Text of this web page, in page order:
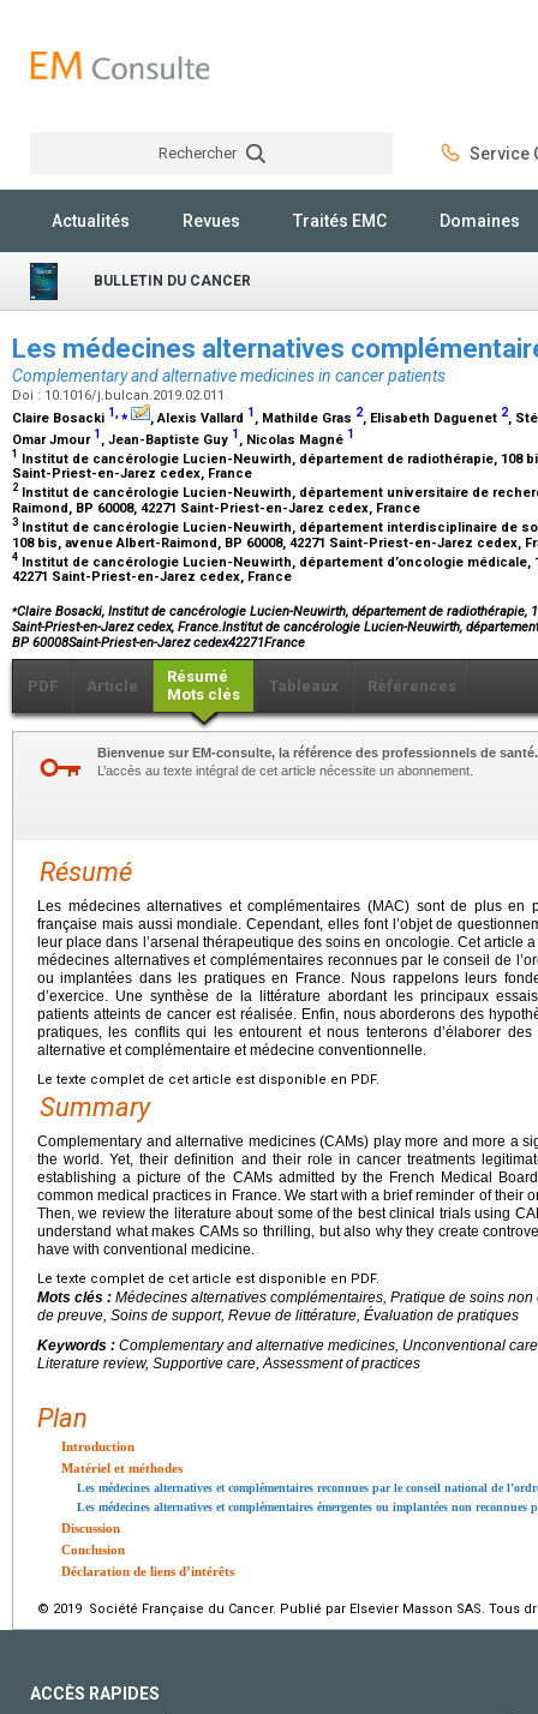
Rechercher Service
Actualités Revues Traités EMC Domaines
BULLETIN DU CANCER
Les médecines alternatives
Complementary and alternative medicines in cancer patients
Doi : 10.1016/j.bulcan.2019.02.011
Claire Bosacki 1,⁎ , Alexis Vallard 1 , Mathilde Gras 2, Elisabeth Daguenet 2,
Omar Jmour 1 , Jean-Baptiste Guy 1 , Nicolas Magné 1
1 Institut de cancérologie Lucien-Neuwirth, département de radiothérapie, 108
Saint-Priest-en-Jarez cedex, France
2 Institut de cancérologie Lucien-Neuwirth, département universitaire de
Raimond, BP 60008, 42271 Saint-Priest-en-Jarez cedex, France
3 Institut de cancérologie Lucien-Neuwirth, département interdisciplinaire de
108 bis, avenue Albert-Raimond, BP 60008, 42271 Saint-Priest-en-Jarez cedex,
4 Institut de cancérologie Lucien-Neuwirth, département d’oncologie médicale,
42271 Saint-Priest-en-Jarez cedex, France
⁎Claire Bosacki, Institut de cancérologie Lucien-Neuwirth, département de radiothérapie,
Saint-Priest-en-Jarez cedex, France.Institut de cancérologie Lucien-Neuwirth,
BP 60008Saint-Priest-en-Jarez cedex42271France
PDF Article
Résumé
Mots clés
Tableaux Références
Bienvenue sur EM-consulte, la référence des professionnels de santé.
L’accès au texte intégral de cet article nécessite un abonnement.
Résumé
Les médecines alternatives et complémentaires (MAC) sont de plus en
française mais aussi mondiale. Cependant, elles font l’objet de
leur place dans l’arsenal thérapeutique des soins en oncologie. Cet article
médecines alternatives et complémentaires reconnues par le conseil de
ou implantées dans les pratiques en France. Nous rappelons leurs
d’exercice. Une synthèse de la littérature abordant les principaux
patients atteints de cancer est réalisée. Enfin, nous aborderons des
pratiques, les conflits qui les entourent et nous tenterons d’élaborer
alternative et complémentaire et médecine conventionnelle.
Le texte complet de cet article est disponible en PDF.
Summary
Complementary and alternative medicines (CAMs) play more and more a
the world. Yet, their definition and their role in cancer treatments
establishing a picture of the CAMs admitted by the French Medical
common medical practices in France. We start with a brief reminder of their
Then, we review the literature about some of the best clinical trials using
understand what makes CAMs so thrilling, but also why they create
have with conventional medicine.
Le texte complet de cet article est disponible en PDF.
Mots clés : Médecines alternatives complémentaires, Pratique de soins
de preuve, Soins de support, Revue de littérature, Évaluation de pratiques
Keywords : Complementary and alternative medicines, Unconventional
Literature review, Supportive care, Assessment of practices
Plan
Introduction
Matériel et méthodes
Les médecines alternatives et complémentaires reconnues par le conseil national de
Les médecines alternatives et complémentaires émergentes ou implantées non
Discussion
Conclusion
Déclaration de liens d’intérêts
© 2019 Société Française du Cancer. Publié par Elsevier Masson SAS. Tous
ACCÈS RAPIDES